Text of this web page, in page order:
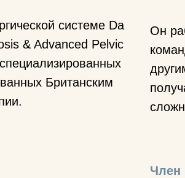
системe Da
& Advanced Pelvic
Британским
Он
Член